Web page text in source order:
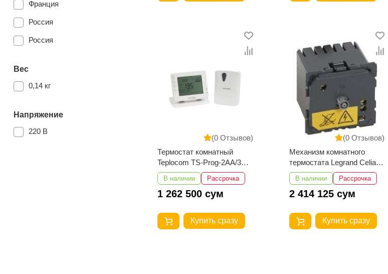
Франция
Россия
Россия
Вес
0,14 кг
Напряжение
220 В
(0 Отзывов)
Термостат комнатный
Teplocom TS-Prog-2AA/3A-
RF
В наличии Рассрочка
1 262 500 сум
Купить сразу
(0 Отзывов)
Механизм комнатного
термостата Legrand Celiane
8А
В наличии Рассрочка
2 414 125 сум
Купить сразу